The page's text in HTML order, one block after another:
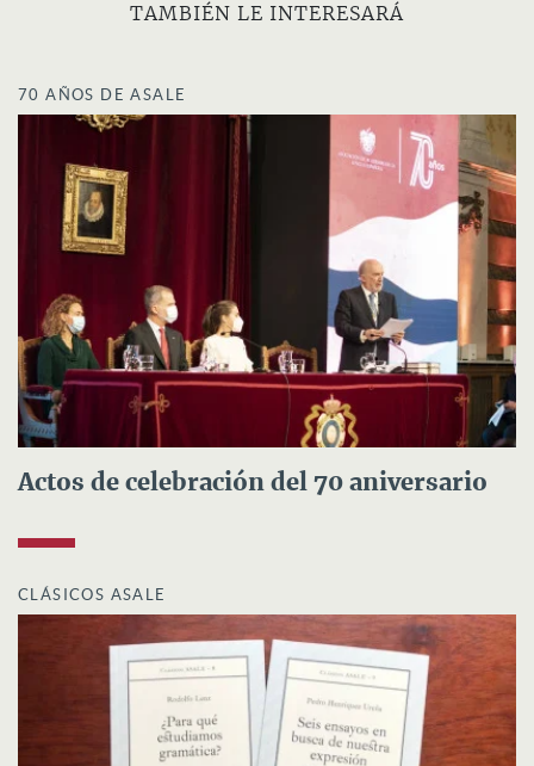
TAMBIÉN LE INTERESARÁ
70 AÑOS DE ASALE
Actos de celebración del 70 aniversario
CLÁSICOS ASALE